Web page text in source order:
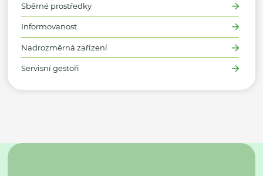
Sběrné prostředky
Informovanost
Nadrozměrná zařízení
Servisní gestoři